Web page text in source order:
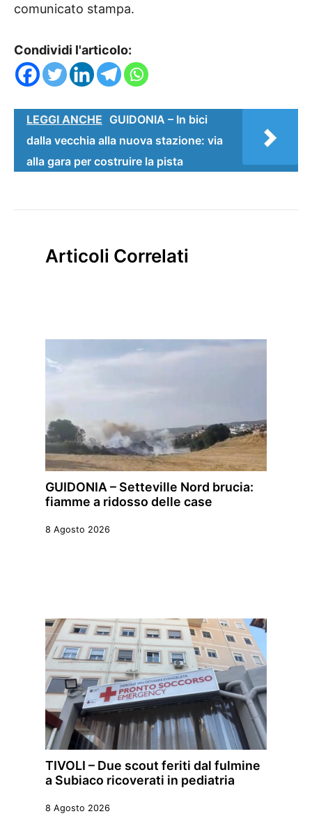
comunicato stampa.
Condividi l'articolo:
LEGGI ANCHE GUIDONIA – In bici
dalla vecchia alla nuova stazione: via
alla gara per costruire la pista
Articoli Correlati
GUIDONIA – Setteville Nord brucia:
fiamme a ridosso delle case
8 Agosto 2026
TIVOLI – Due scout feriti dal fulmine
a Subiaco ricoverati in pediatria
8 Agosto 2026